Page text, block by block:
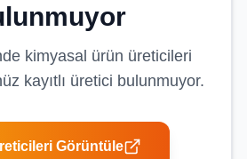
kimyasal ürün üreticileri
kayıtlı üretici bulunmuyor.
Görüntüle